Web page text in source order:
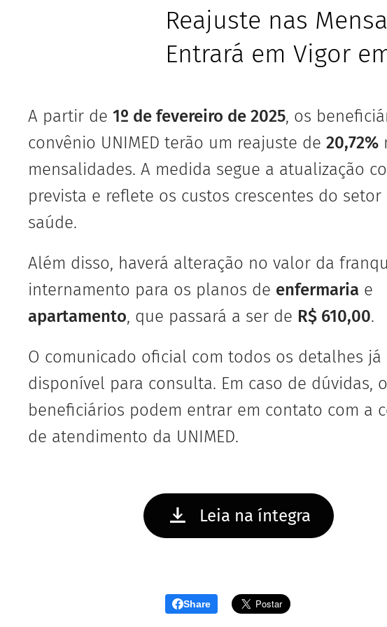
Reajuste nas
Entrará em Vigor
A partir de 1º de fevereiro de 2025, os
convênio UNIMED terão um reajuste de 20,72%
mensalidades. A medida segue a atualização
prevista e reflete os custos crescentes do setor
saúde.
Além disso, haverá alteração no valor da
internamento para os planos de enfermaria e
apartamento, que passará a ser de R$ 610,00.
O comunicado oficial com todos os detalhes já
disponível para consulta. Em caso de dúvidas,
beneficiários podem entrar em contato com a
de atendimento da UNIMED.
Leia na íntegra
Share